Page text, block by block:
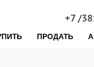
+7 /
ПРОДАТЬ